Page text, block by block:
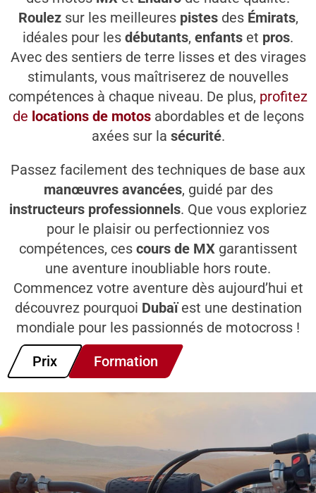
Roulezsur les meilleures pistesdes Émirats,
idéales pour les débutants, enfants et pros.
Avec des sentiers de terre lisses et des virages
stimulants, vous maîtriserez de nouvelles
compétences à chaque niveau. De plus, profitez
de locations de motosabordables et de leçons
axées sur la sécurité.
Passez facilement des techniques de base aux
manœuvres avancées, guidé par des
instructeurs professionnels. Que vous exploriez
pour le plaisir ou perfectionniez vos
compétences, ces cours de MXgarantissent
une aventure inoubliable hors route.
Commencez votre aventure dès aujourd’hui et
découvrez pourquoi Dubaïest une destination
mondiale pour les passionnés de motocross !
Prix
Formation